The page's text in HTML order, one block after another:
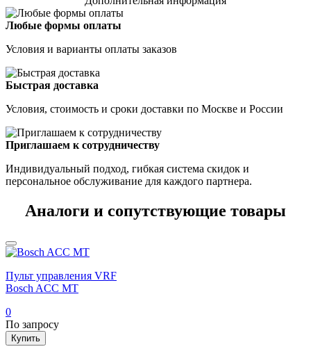
Любые формы оплаты
Условия и варианты оплаты заказов
Быстрая доставка
Условия, стоимость и сроки доставки по Москве и России
Приглашаем к сотрудничеству
Индивидуальный подход, гибкая система скидок и
персональное обслуживание для каждого партнера.
Аналоги и сопутствующие товары
Пульт управления VRF
Bosch ACC MT
0
По запросу
Купить